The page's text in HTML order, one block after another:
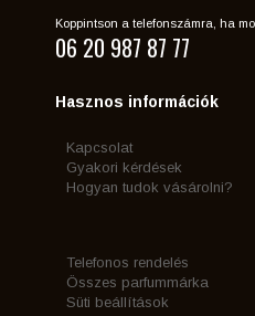
Koppintson a telefonszámra, ha
06 20 987 87 77
Hasznos információk
Kapcsolat
Gyakori kérdések
Hogyan tudok vásárolni?
Telefonos rendelés
Összes parfummárka
Süti beállítások